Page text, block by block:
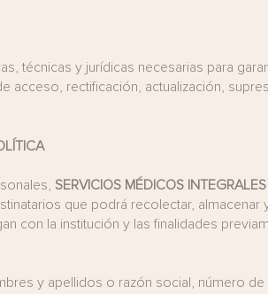
técnicas y jurídicas necesarias para
acceso, rectificación, actualización,
SERVICIOS MÉDICOS
que podrá recolectar, almacenar
con la institución y las finalidades
y apellidos o razón social, número